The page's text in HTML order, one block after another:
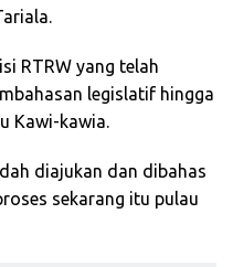
RTRW yang telah
legislatif hingga
Kawi-kawia.
diajukan dan dibahas
sekarang itu pulau